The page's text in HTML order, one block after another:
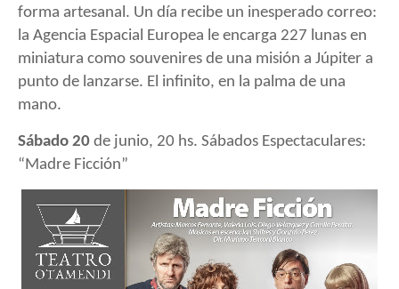
forma artesanal. Un día recibe un inesperado correo:
la Agencia Espacial Europea le encarga 227 lunas en
miniatura como souvenires de una misión a Júpiter a
punto de lanzarse. El infinito, en la palma de una
mano.
Sábado 20 de junio, 20 hs. Sábados Espectaculares:
“Madre Ficción”